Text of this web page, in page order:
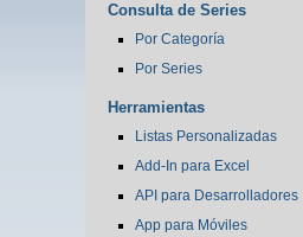
Consulta de Series
Por Categoría
Por Series
Herramientas
Listas Personalizadas
Add-In para Excel
API para Desarrolladores
App para Móviles